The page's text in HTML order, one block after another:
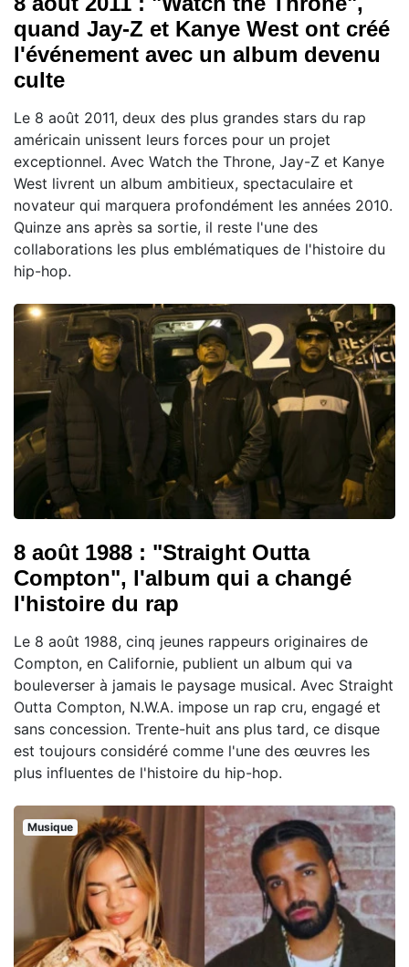
quand Jay-Z et Kanye West ont créé
l'événement avec un album devenu
culte
Le 8 août 2011, deux des plus grandes stars du rap
américain unissent leurs forces pour un projet
exceptionnel. Avec Watch the Throne, Jay-Z et Kanye
West livrent un album ambitieux, spectaculaire et
novateur qui marquera profondément les années 2010.
Quinze ans après sa sortie, il reste l'une des
collaborations les plus emblématiques de l'histoire du
hip-hop.
8 août 1988 : "Straight Outta
Compton", l'album qui a changé
l'histoire du rap
Le 8 août 1988, cinq jeunes rappeurs originaires de
Compton, en Californie, publient un album qui va
bouleverser à jamais le paysage musical. Avec Straight
Outta Compton, N.W.A. impose un rap cru, engagé et
sans concession. Trente-huit ans plus tard, ce disque
est toujours considéré comme l'une des œuvres les
plus influentes de l'histoire du hip-hop.
Musique